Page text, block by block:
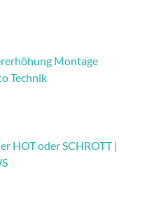
Montage
Technik
HOT oder SCHROTT |